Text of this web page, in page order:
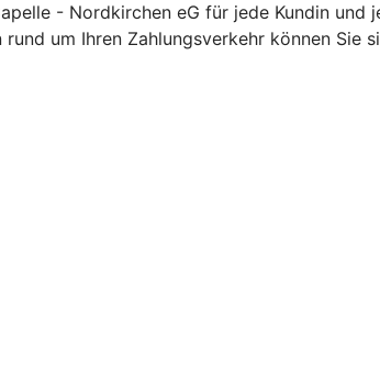
- Nordkirchen eG für jede Kundin und
um Ihren Zahlungsverkehr können Sie